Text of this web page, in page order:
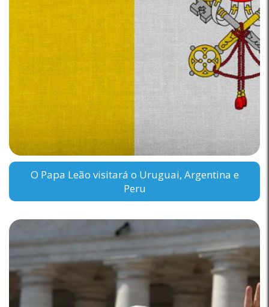
O Papa Leão visitará o Uruguai, Argentina e
Peru